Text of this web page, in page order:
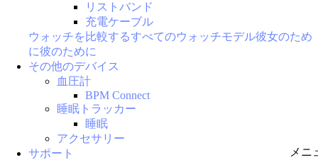
メニ
リストバンド
充電ケーブル
ウォッチを比較するすべてのウォッチモデル彼女のため
に彼のために
その他のデバイス
血圧計
BPM Connect
睡眠トラッカー
睡眠
アクセサリー
サポート